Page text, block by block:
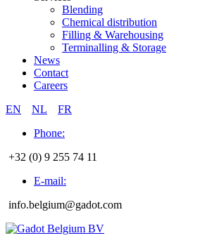
Blending
Chemical distribution
Filling & Warehousing
Terminalling & Storage
News
Contact
Careers
EN
NL
FR
Phone:
+32 (0) 9 255 74 11
E-mail:
info.belgium@gadot.com